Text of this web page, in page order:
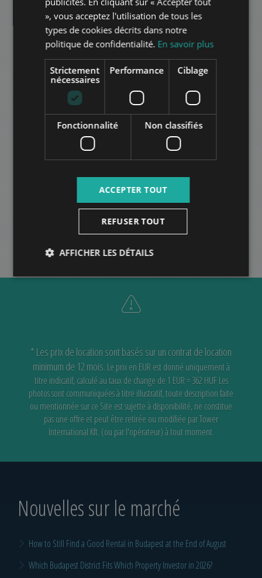
AJOUTER À LA LISTE
Montant du loyer:1.014.000 HUF
AUTRES
* Les prix de location sont basés sur un contrat de location
minimum de 12 mois. Le prix en EUR est donné uniquement à
titre indicatif, calculé au taux de change de 1 EUR = 362 HUFLes
photos sont communiquées à titre illustratif, toute description faite
ou mentionnée sur ce Site est sujette à disponibilité,ne constitue
pas une offre et peut être retirée ou modifiée par Tower
International Kft. (ou par l'opérateur) à tout moment.
Nouvelles sur le marché
How to Still Find a Good Rental in Budapest at the End of August
Which Budapest District Fits Which Property Investor in 2026?
ITALIAN
RUSSIAN
ARABIC
», vous acceptez l'utilisation de tous les
types de cookies décrits dans notre
politique de confidentialité. En savoir plus
Strictement
nécessaires
Performance Ciblage
Fonctionnalité Non classifiés
ACCEPTER TOUT
REFUSER TOUT
AFFICHER LES DÉTAILS